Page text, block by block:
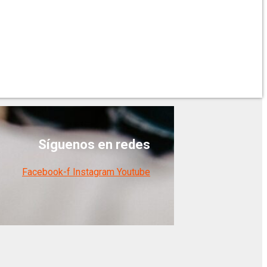
Síguenos en redes
Facebook-f Instagram Youtube